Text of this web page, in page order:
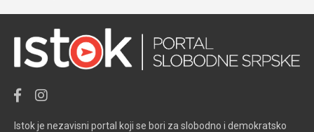
Istok je nezavisni portal koji se bori za slobodno i demokratsko